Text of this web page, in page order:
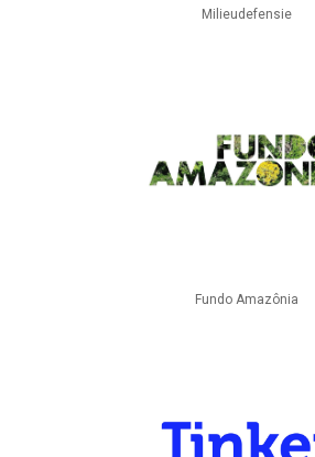
Milieudefensie
Fundo Amazônia